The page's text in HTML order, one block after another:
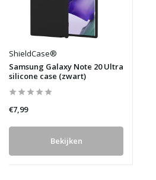
ShieldCase®
Samsung Galaxy Note 20 Ultra
silicone case (zwart)
€7,99
Bekijken